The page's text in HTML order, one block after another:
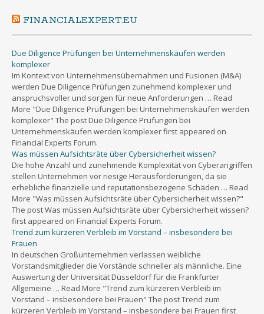
FINANCIALEXPERT.EU
Due Diligence Prüfungen bei Unternehmenskäufen werden
komplexer
Im Kontext von Unternehmensübernahmen und Fusionen (M&A)
werden Due Diligence Prüfungen zunehmend komplexer und
anspruchsvoller und sorgen für neue Anforderungen … Read
More "Due Diligence Prüfungen bei Unternehmenskäufen werden
komplexer" The post Due Diligence Prüfungen bei
Unternehmenskäufen werden komplexer first appeared on
Financial Experts Forum.
Was müssen Aufsichtsräte über Cybersicherheit wissen?
Die hohe Anzahl und zunehmende Komplexität von Cyberangriffen
stellen Unternehmen vor riesige Herausforderungen, da sie
erhebliche finanzielle und reputationsbezogene Schäden … Read
More "Was müssen Aufsichtsräte über Cybersicherheit wissen?"
The post Was müssen Aufsichtsräte über Cybersicherheit wissen?
first appeared on Financial Experts Forum.
Trend zum kürzeren Verbleib im Vorstand – insbesondere bei
Frauen
In deutschen Großunternehmen verlassen weibliche
Vorstandsmitglieder die Vorstände schneller als männliche. Eine
Auswertung der Universität Düsseldorf für die Frankfurter
Allgemeine … Read More "Trend zum kürzeren Verbleib im
Vorstand – insbesondere bei Frauen" The post Trend zum
kürzeren Verbleib im Vorstand – insbesondere bei Frauen first